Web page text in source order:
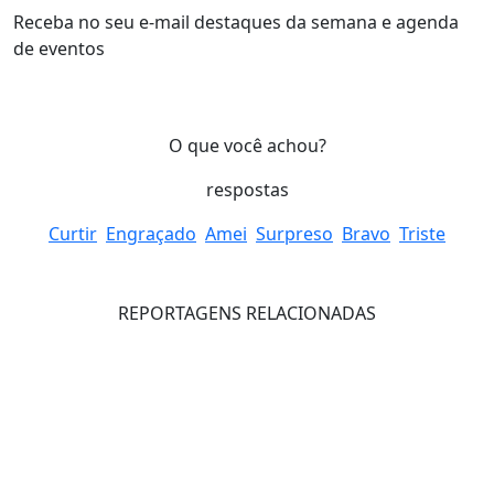
Receba no seu e-mail destaques da semana e agenda
de eventos
O que você achou?
respostas
Curtir Engraçado Amei Surpreso Bravo Triste
REPORTAGENS RELACIONADAS